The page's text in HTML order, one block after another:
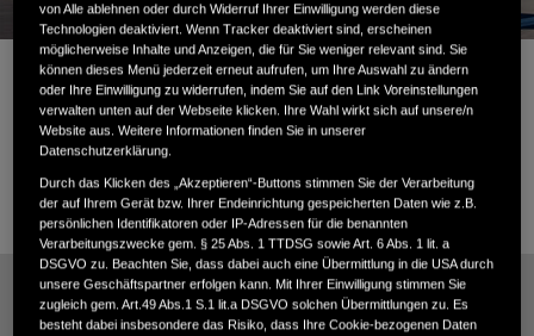
Pump die Lautstärke auf
Aktuelle Lackierung. Wähle deine aus.
von Alle ablehnen oder durch Widerruf Ihrer Einwilligung werden diese
Technologien deaktiviert. Wenn Tracker deaktiviert sind, erscheinen
möglicherweise Inhalte und Anzeigen, die für Sie weniger relevant sind. Sie
können dieses Menü jederzeit erneut aufrufen, um Ihre Auswahl zu ändern
oder Ihre Einwilligung zu widerrufen, indem Sie auf den Link Voreinstellungen
verwalten unten auf der Webseite klicken. Ihre Wahl wirkt sich auf unsere/n
Website aus. Weitere Informationen finden Sie in unserer
Datenschutzerklärung.
Durch das Klicken des „Akzeptieren“-Buttons stimmen Sie der Verarbeitung
der auf Ihrem Gerät bzw. Ihrer Endeinrichtung gespeicherten Daten wie z.B.
persönlichen Identifikatoren oder IP-Adressen für die benannten
Verarbeitungszwecke gem. § 25 Abs. 1 TTDSG sowie Art. 6 Abs. 1 lit. a
DSGVO zu. Beachten Sie, dass dabei auch eine Übermittlung in die USA durch
unsere Geschäftspartner erfolgen kann. Mit Ihrer Einwilligung stimmen Sie
zugleich gem. Art.49 Abs.1 S.1 lit.a DSGVO solchen Übermittlungen zu. Es
besteht dabei insbesondere das Risiko, dass Ihre Cookie-bezogenen Daten